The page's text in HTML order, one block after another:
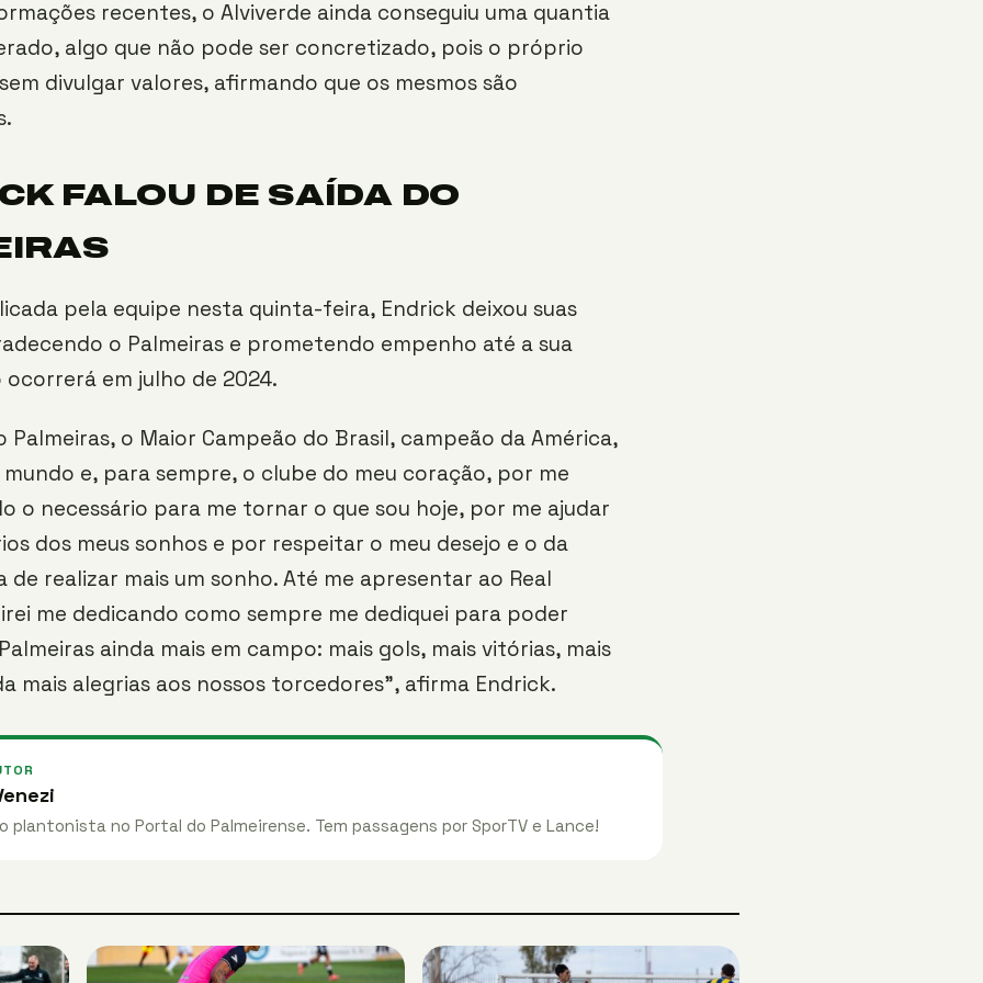
recentes, o Alviverde ainda conseguiu uma quantia
algo que não pode ser concretizado, pois o próprio
divulgar valores, afirmando que os mesmos são
FALOU DE SAÍDA DO
pela equipe nesta quinta-feira, Endrick deixou suas
o Palmeiras e prometendo empenho até a sua
ocorrerá em julho de 2024.
Palmeiras, o Maior Campeão do Brasil, campeão da América,
e, para sempre, o clube do meu coração, por me
o necessário para me tornar o que sou hoje, por me ajudar
dos meus sonhos e por respeitar o meu desejo e o da
de realizar mais um sonho. Até me apresentar ao Real
me dedicando como sempre me dediquei para poder
ainda mais em campo: mais gols, mais vitórias, mais
mais alegrias aos nossos torcedores”, afirma Endrick.
plantonista no Portal do Palmeirense. Tem passagens por SporTV e Lance!